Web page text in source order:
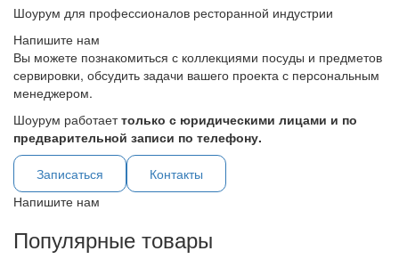
Шоурум для профессионалов ресторанной индустрии
Напишите нам
Вы можете познакомиться с коллекциями посуды и предметов
сервировки, обсудить задачи вашего проекта с персональным
менеджером.
Шоурум работаеттолько с юридическими лицами и по
предварительной записи по телефону.
Записаться
Контакты
Напишите нам
Популярные товары